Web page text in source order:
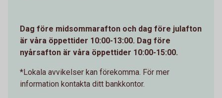
Dag före midsommarafton och dag före julafton
är våra öppettider 10:00-13:00. Dag före
nyårsafton är våra öppettider 10:00-15:00.
*Lokala avvikelser kan förekomma. För mer
information kontakta ditt bankkontor.